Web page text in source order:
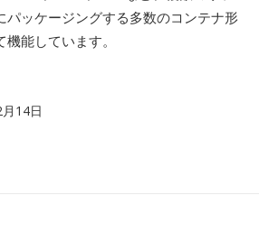
パッケージングする多数のコンテナ形
能しています。
14日